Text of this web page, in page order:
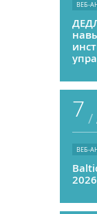
ВЕБ-
7 /
ВЕБ-
2026